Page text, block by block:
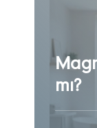
mı?